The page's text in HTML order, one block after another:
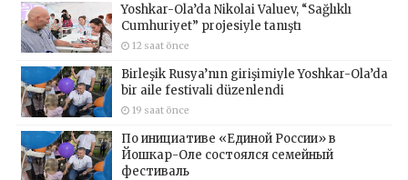
Yoshkar-Ola’da Nikolai Valuev, “Sağlıklı
Cumhuriyet” projesiyle tanıştı
12 saat önce
Birleşik Rusya’nın girişimiyle Yoshkar-Ola’da
bir aile festivali düzenlendi
19 saat önce
По инициативе «Единой России» в
Йошкар-Оле состоялся семейный
фестиваль